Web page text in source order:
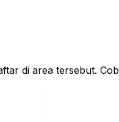
di area tersebut.